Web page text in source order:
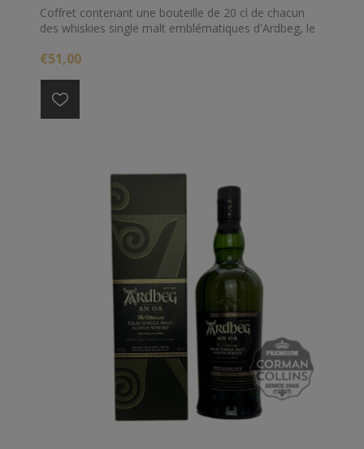
Coffret contenant une bouteille de 20 cl de chacun
des whiskies single malt emblématiques d'Ardbeg, le
considérable. Chaque bouteille de collection est
l'étiquette.
Comprend le produit phare Ardbeg Ten Years Old, le
€51,00